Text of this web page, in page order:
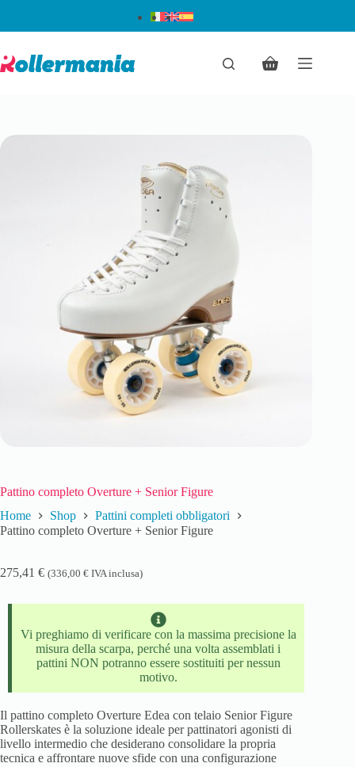
Pattino completo Overture + Senior Figure
Home
Shop
Pattini completi obbligatori
Pattino completo Overture + Senior Figure
275,41 € (336,00 € IVA inclusa)
Vi preghiamo di verificare con la massima precisione la
misura della scarpa, perché una volta assemblati i
pattini NON potranno essere sostituiti per nessun
motivo.
Il pattino completo Overture Edea con telaio Senior Figure
Rollerskates è la soluzione ideale per pattinatori agonisti di
livello intermedio che desiderano consolidare la propria
tecnica e affrontare nuove sfide con una configurazione